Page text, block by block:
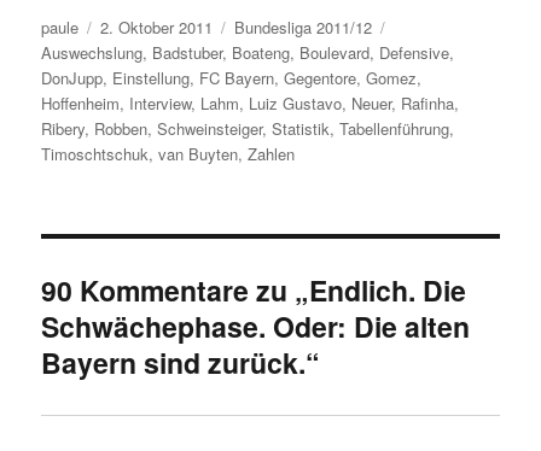
Autor
paule
Veröffentlicht
am
2. Oktober 2011 Kategorien
Bundesliga 2011/12
Auswechslung, Badstuber, Boateng, Boulevard, Defensive,
DonJupp, Einstellung, FC Bayern,Gegentore,Gomez,
Hoffenheim, Interview, Lahm, Luiz Gustavo, Neuer, Rafinha,
Ribery, Robben,Schweinsteiger,Statistik,Tabellenführung,
Timoschtschuk,van Buyten,Zahlen
90 Kommentare zu „Endlich. Die
Schwächephase. Oder: Die alten
Bayern sind zurück.“